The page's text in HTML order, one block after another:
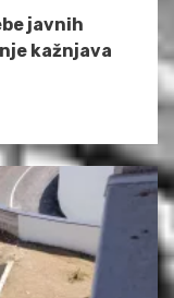
javnih
kažnjava